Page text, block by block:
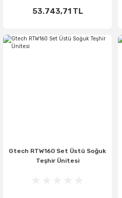
53.743,71 TL
Gtech RTW160 Set Üstü Soğuk
Teşhir Ünitesi